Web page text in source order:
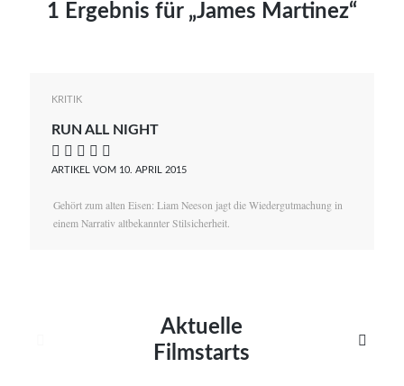
1 Ergebnis für „James Martinez“
KRITIK
RUN ALL NIGHT
    
ARTIKEL VOM 10. APRIL 2015
Gehört zum alten Eisen: Liam Neeson jagt die Wiedergutmachung in
einem Narrativ altbekannter Stilsicherheit.
Aktuelle
Filmstarts
